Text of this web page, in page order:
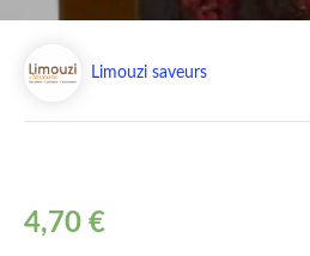
Limouzi saveurs
4,70 €